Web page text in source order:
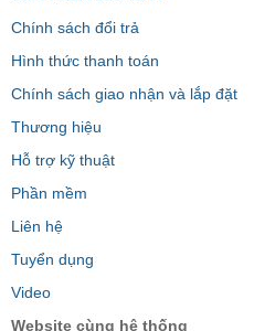
Chính sách đổi trả
Hình thức thanh toán
Chính sách giao nhận và lắp đặt
Thương hiệu
Hỗ trợ kỹ thuật
Phần mềm
Liên hệ
Tuyển dụng
Video
Website cùng hệ thống